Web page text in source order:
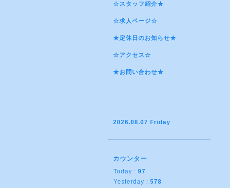
☆スタッフ紹介★
☆求人ページ☆
★定休日のお知らせ★
☆アクセス☆
★お問い合わせ★
2026.08.07 Friday
カウンター
Today : 97
Yesterday : 578